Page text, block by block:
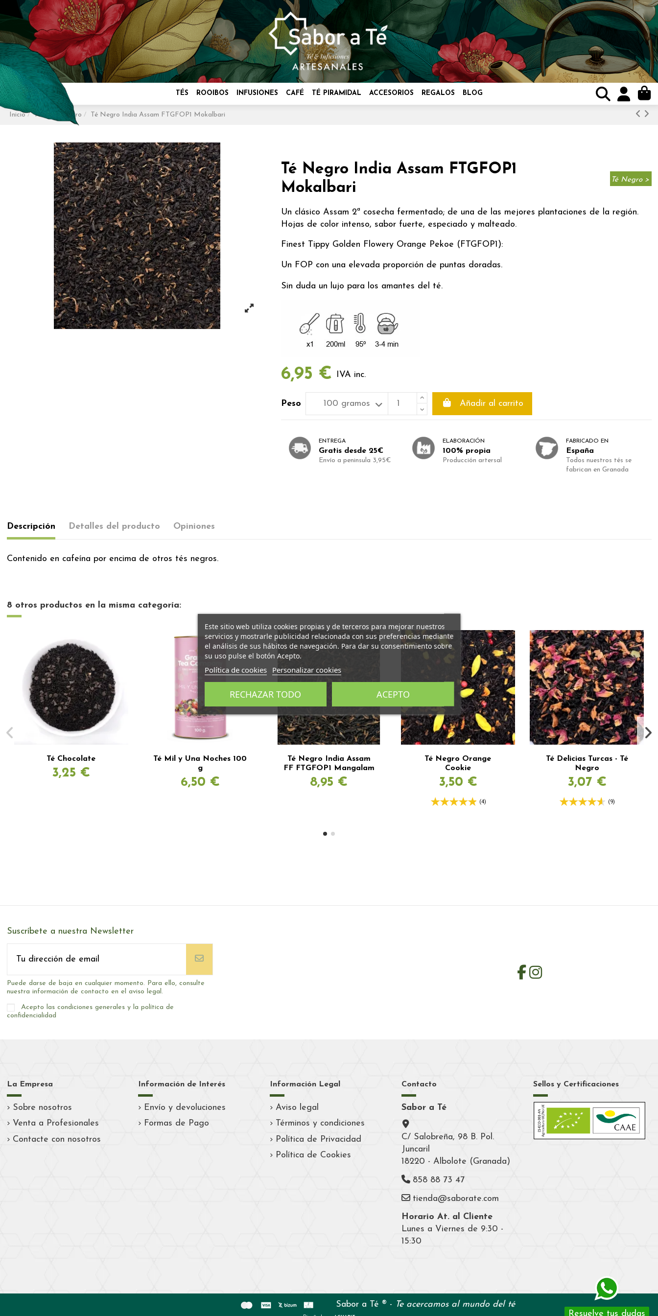
TÉS ROOIBOS INFUSIONES CAFÉ TÉ PIRAMIDAL ACCESORIOS REGALOS BLOG
Inicio Tés Té Negro Té Negro India Assam FTGFOP1 Mokalbari
Té Negro India Assam FTGFOP1
Mokalbari
Té Negro >
Un clásico Assam 2ª cosecha fermentado; de una de las mejores plantaciones de la región.
Hojas de color intenso, sabor fuerte, especiado y malteado.
Finest Tippy Golden Flowery Orange Pekoe (FTGFOP1):
Un FOP con una elevada proporción de puntas doradas.
Sin duda un lujo para los amantes del té.
6,95 € IVA inc.
Peso Añadir al carrito
ENTREGA
Gratis desde 25€
Envío a peninsula 3,95€
ELABORACIÓN
100% propia
Producción artersal
FABRICADO EN
España
Todos nuestros tés se
fabrican en Granada
Descripción Detalles del producto Opiniones
Contenido en cafeína por encima de otros tés negros.
8 otros productos en la misma categoría:
Té Chocolate
3,25 €
Té Mil y Una Noches 100
g
6,50 €
Té Negro India Assam
FF FTGFOP1 Mangalam
8,95 €
Té Negro Orange
Cookie
3,50 €
(4)
Té Delicias Turcas - Té
Negro
3,07 €
(9)
Suscríbete a nuestra Newsletter
Puede darse de baja en cualquier momento. Para ello, consulte
nuestra información de contacto en el aviso legal.
Acepto las condiciones generales y la política de
confidencialidad
La Empresa
Sobre nosotros
Venta a Profesionales
Contacte con nosotros
Información de Interés
Envío y devoluciones
Formas de Pago
Información Legal
Aviso legal
Términos y condiciones
Política de Privacidad
Política de Cookies
Contacto
Sabor a Té
C/ Salobreña, 98 B. Pol.
Juncaril
18220 - Albolote (Granada)
858 88 73 47
tienda@saborate.com
Horario At. al Cliente
Lunes a Viernes de 9:30 -
15:30
Sellos y Certificaciones
Este sitio web utiliza cookies propias y de terceros para mejorar nuestros
servicios y mostrarle publicidad relacionada con sus preferencias mediante
el análisis de sus hábitos de navegación. Para dar su consentimiento sobre
su uso pulse el botón Acepto.
Política de cookies Personalizar cookies
RECHAZAR TODO ACEPTO
Resuelve tus dudas
Sabor a Té ® - Te acercamos al mundo del té